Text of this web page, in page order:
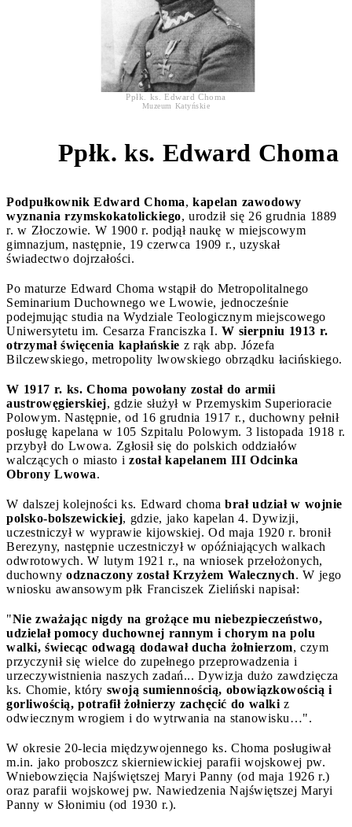
Ppłk. ks. Edward Choma
Muzeum Katyńskie
Ppłk. ks. Edward Choma
Podpułkownik Edward Choma, kapelan zawodowy
wyznania rzymskokatolickiego, urodził się 26 grudnia 1889
r. w Złoczowie. W 1900 r. podjął naukę w miejscowym
gimnazjum, następnie, 19 czerwca 1909 r., uzyskał
świadectwo dojrzałości.
Po maturze Edward Choma wstąpił do Metropolitalnego
Seminarium Duchownego we Lwowie, jednocześnie
podejmując studia na Wydziale Teologicznym miejscowego
Uniwersytetu im. Cesarza Franciszka I. W sierpniu 1913 r.
otrzymał święcenia kapłańskie z rąk abp. Józefa
Bilczewskiego, metropolity lwowskiego obrządku łacińskiego.
W 1917 r. ks. Choma powołany został do armii
austrowęgierskiej, gdzie służył w Przemyskim Superioracie
Polowym. Następnie, od 16 grudnia 1917 r., duchowny pełnił
posługę kapelana w 105 Szpitalu Polowym. 3 listopada 1918 r.
przybył do Lwowa. Zgłosił się do polskich oddziałów
walczących o miasto i został kapelanem III Odcinka
Obrony Lwowa.
W dalszej kolejności ks. Edward choma brał udział w wojnie
polsko-bolszewickiej, gdzie, jako kapelan 4. Dywizji,
uczestniczył w wyprawie kijowskiej. Od maja 1920 r. bronił
Berezyny, następnie uczestniczył w opóźniających walkach
odwrotowych. W lutym 1921 r., na wniosek przełożonych,
duchowny odznaczony został Krzyżem Walecznych. W jego
wniosku awansowym płk Franciszek Zieliński napisał:
"Nie zważając nigdy na grożące mu niebezpieczeństwo,
udzielał pomocy duchownej rannym i chorym na polu
walki, świecąc odwagą dodawał ducha żołnierzom, czym
przyczynił się wielce do zupełnego przeprowadzenia i
urzeczywistnienia naszych zadań... Dywizja dużo zawdzięcza
ks. Chomie, który swoją sumiennością, obowiązkowością i
gorliwością, potrafił żołnierzy zachęcić do walki z
odwiecznym wrogiem i do wytrwania na stanowisku…".
W okresie 20-lecia międzywojennego ks. Choma posługiwał
m.in. jako proboszcz skierniewickiej parafii wojskowej pw.
Wniebowzięcia Najświętszej Maryi Panny (od maja 1926 r.)
oraz parafii wojskowej pw. Nawiedzenia Najświętszej Maryi
Panny w Słonimiu (od 1930 r.).